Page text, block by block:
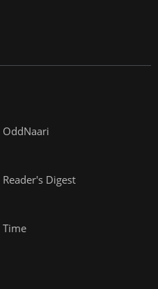
OddNaari
Reader's Digest
Time